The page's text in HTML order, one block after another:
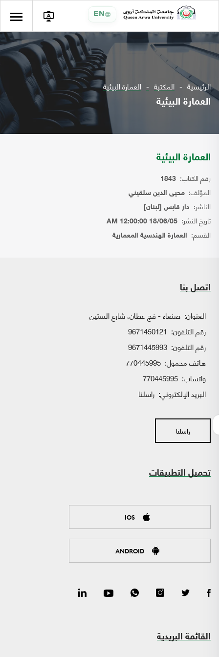
EN
الرئيسية المكتبة العمارة البيئية
العمارة البيئية
العمارة البيئية
رقم الكتاب: 1843
المؤلف: محيى الدين سلقيني
الناشر: دار قابس [لبنان]
تاريخ النشر: 18/06/05 12:00:00 AM
القسم: العمارة الهندسية المعمارية
اتصل بنا
العنوان: صنعاء - فج عطان، شارع الستين
رقم التلفون: 9671450121
رقم التلفون: 9671445993
هاتف محمول: 770445995
واتساب:
البريد الإلكتروني: راسلنا
راسلنا
تحميل التطبيقات
IOS
ANDROID
القائمة البريدية